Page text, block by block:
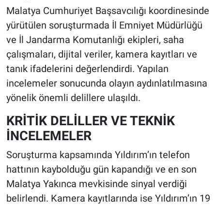
Malatya Cumhuriyet Başsavcılığı koordinesinde
yürütülen soruşturmada İl Emniyet Müdürlüğü
ve İl Jandarma Komutanlığı ekipleri, saha
çalışmaları, dijital veriler, kamera kayıtları ve
tanık ifadelerini değerlendirdi. Yapılan
incelemeler sonucunda olayın aydınlatılmasına
yönelik önemli delillere ulaşıldı.
KRİTİK DELİLLER VE TEKNİK
İNCELEMELER
Soruşturma kapsamında Yıldırım’ın telefon
hattının kaybolduğu gün kapandığı ve en son
Malatya Yakınca mevkisinde sinyal verdiği
belirlendi. Kamera kayıtlarında ise Yıldırım’ın 19